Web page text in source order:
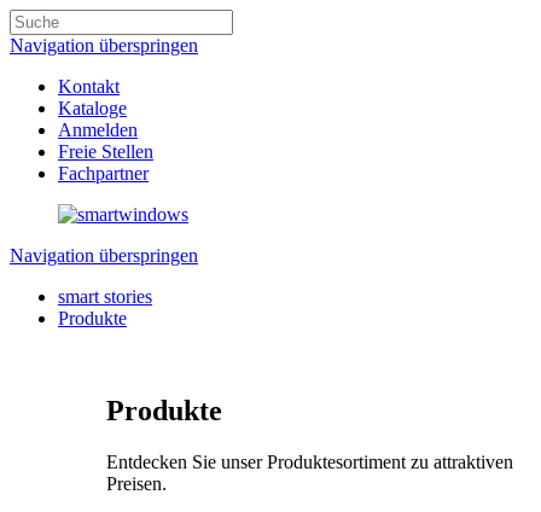
Navigation überspringen
Kontakt
Kataloge
Anmelden
Freie Stellen
Fachpartner
Navigation überspringen
smart stories
Produkte
Produkte
Entdecken Sie unser Produktesortiment zu attraktiven
Preisen.